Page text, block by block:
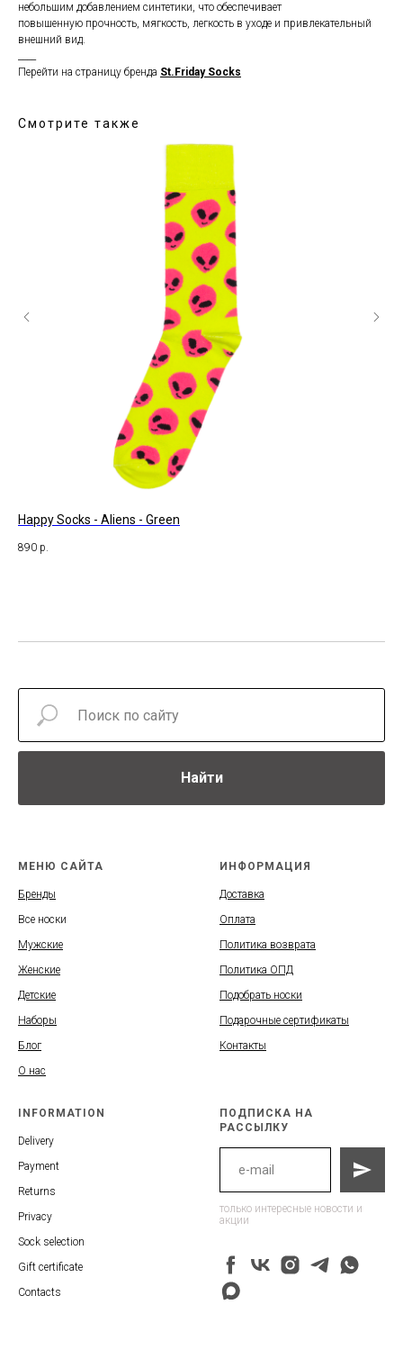
небольшим добавлением синтетики, что обеспечивает
повышенную прочность, мягкость, легкость в уходе и привлекательный
внешний вид.
Перейти на страницу бренда St.Friday Socks
Смотрите также
Happy Socks - Aliens - Green
890 р.
Найти
МЕНЮ САЙТА
Бренды
Все носки
Мужские
Женские
Детские
Наборы
Блог
О нас
ИНФОРМАЦИЯ
Доставка
Оплата
Политика возврата
Политика ОПД
Подобрать носки
Подарочные сертификаты
Контакты
INFORMATION
Delivery
Payment
Returns
Privacy
Sock selection
Gift certificate
Contacts
ПОДПИСКА НА
РАССЫЛКУ
только интересные новости и
акции